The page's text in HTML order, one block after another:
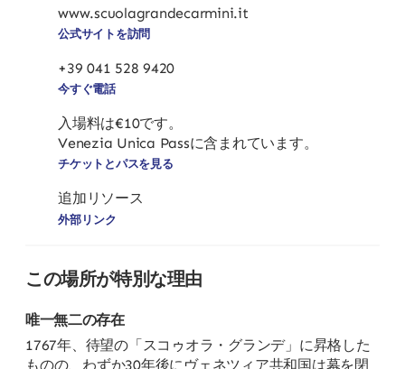
www.scuolagrandecarmini.it
公式サイトを訪問
+39 041 528 9420
今すぐ電話
入場料は€10です。
Venezia Unica Passに含まれています。
チケットとパスを見る
追加リソース
外部リンク
この場所が特別な理由
唯一無二の存在
1767年、待望の「スコゥオラ・グランデ」に昇格した
ものの、わずか30年後にヴェネツィア共和国は幕を閉